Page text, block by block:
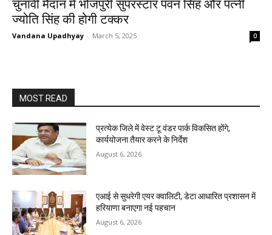
चुनावी मैदान में भोजपुरी सुपरस्टार पवन सिंह और पत्नी
ज्योति सिंह की होगी टक्कर
Vandana Upadhyay - March 5, 2025 0
MOST READ
प्रत्येक जिले में वेस्ट टू वंडर पार्क विकसित होंगे,
कार्ययोजना तैयार करने के निर्देश
August 6, 2026
एआई से सुधरेगी एयर क्वालिटी, डेटा आधारित प्रशासन में
हरियाणा बनाएगा नई पहचान
August 6, 2026